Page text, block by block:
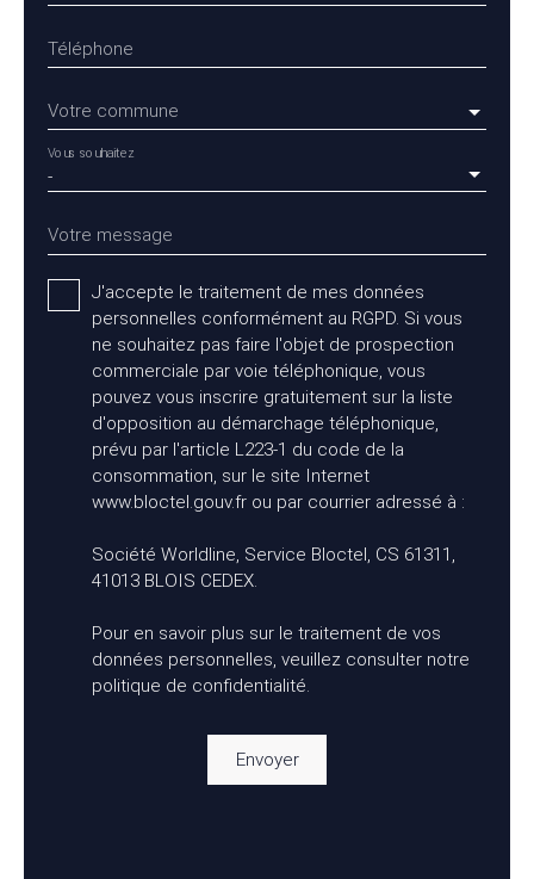
Téléphone
Votre commune
-
Vous souhaitez
Votre message
J'accepte le traitement de mes données
personnelles conformément au RGPD. Si vous
ne souhaitez pas faire l'objet de prospection
commerciale par voie téléphonique, vous
pouvez vous inscrire gratuitement sur la liste
d'opposition au démarchage téléphonique,
prévu par l'article L223-1 du code de la
consommation, sur le site Internet
www.bloctel.gouv.fr ou par courrier adressé à :
Société Worldline, Service Bloctel, CS 61311,
41013 BLOIS CEDEX.
Pour en savoir plus sur le traitement de vos
données personnelles, veuillez consulter notre
politique de confidentialité.
Envoyer